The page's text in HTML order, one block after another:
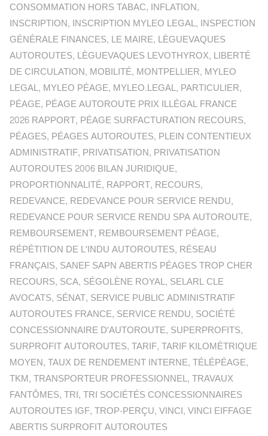
CONSOMMATION HORS TABAC, INFLATION,
INSCRIPTION, INSCRIPTION MYLEO LEGAL, INSPECTION
GÉNÉRALE FINANCES, LE MAIRE, LÈGUEVAQUES
AUTOROUTES, LÈGUEVAQUES LEVOTHYROX, LIBERTÉ
DE CIRCULATION, MOBILITÉ, MONTPELLIER, MYLEO
LEGAL, MYLEO PÉAGE, MYLEO.LEGAL, PARTICULIER,
PÉAGE, PÉAGE AUTOROUTE PRIX ILLÉGAL FRANCE
2026 RAPPORT, PÉAGE SURFACTURATION RECOURS,
PÉAGES, PÉAGES AUTOROUTES, PLEIN CONTENTIEUX
ADMINISTRATIF, PRIVATISATION, PRIVATISATION
AUTOROUTES 2006 BILAN JURIDIQUE,
PROPORTIONNALITÉ, RAPPORT, RECOURS,
REDEVANCE, REDEVANCE POUR SERVICE RENDU,
REDEVANCE POUR SERVICE RENDU SPA AUTOROUTE,
REMBOURSEMENT, REMBOURSEMENT PÉAGE,
RÉPÉTITION DE L'INDU AUTOROUTES, RÉSEAU
FRANÇAIS, SANEF SAPN ABERTIS PÉAGES TROP CHER
RECOURS, SCA, SÉGOLÈNE ROYAL, SELARL CLE
AVOCATS, SÉNAT, SERVICE PUBLIC ADMINISTRATIF
AUTOROUTES FRANCE, SERVICE RENDU, SOCIÉTÉ
CONCESSIONNAIRE D'AUTOROUTE, SUPERPROFITS,
SURPROFIT AUTOROUTES,TARIF,TARIF KILOMÉTRIQUE
MOYEN,TAUX DE RENDEMENT INTERNE,TÉLÉPÉAGE,
TKM,TRANSPORTEUR PROFESSIONNEL,TRAVAUX
FANTÔMES,TRI,TRI SOCIÉTÉS CONCESSIONNAIRES
AUTOROUTES IGF,TROP-PERÇU,VINCI,VINCI EIFFAGE
ABERTIS SURPROFIT AUTOROUTES